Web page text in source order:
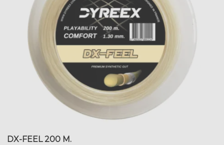
DX-FEEL 200 M.